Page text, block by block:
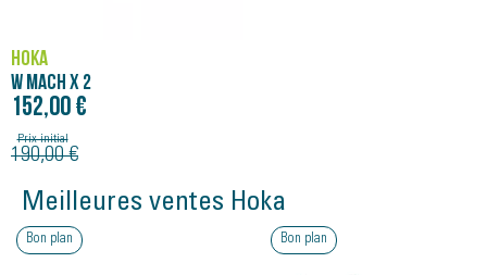
HOKA
W MACH X 2
152,00 €
Prix initial
190,00 €
Meilleures ventes Hoka
Bon plan Bon plan